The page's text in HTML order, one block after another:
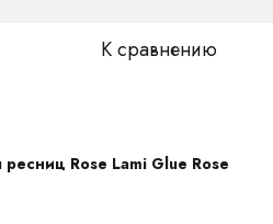
К сравнению
Rose Lami Glue Rose